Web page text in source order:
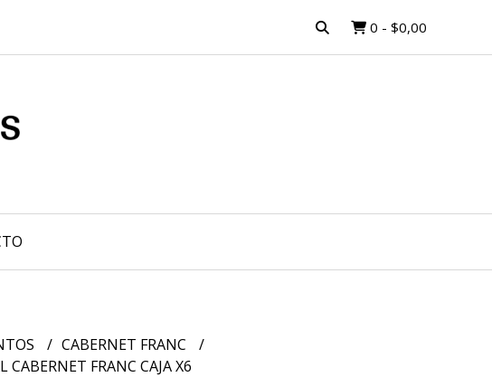
0 - $0,00
CABERNET FRANC
CABERNET FRANC CAJA X6